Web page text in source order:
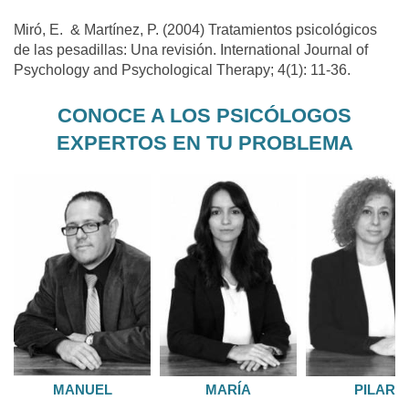
Miró, E. & Martínez, P. (2004) Tratamientos psicológicos
de las pesadillas: Una revisión. International Journal of
Psychology and Psychological Therapy; 4(1): 11-36.
CONOCE A LOS PSICÓLOGOS
EXPERTOS EN TU PROBLEMA
PILAR MANUEL MARÍA